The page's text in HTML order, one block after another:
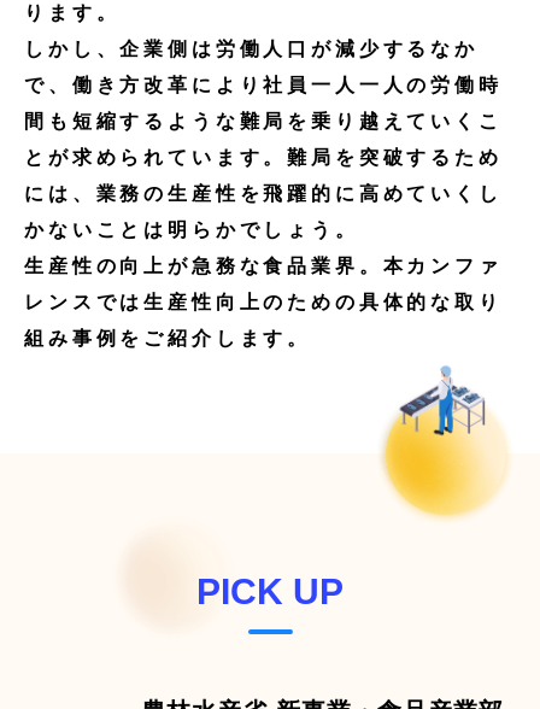
ります。
しかし、企業側は労働人口が減少するなか
で、働き方改革により社員一人一人の労働時
間も短縮するような難局を乗り越えていくこ
とが求められています。難局を突破するため
には、業務の生産性を飛躍的に高めていくし
かないことは明らかでしょう。
生産性の向上が急務な食品業界。本カンファ
レンスでは生産性向上のための具体的な取り
組み事例をご紹介します。
PICK UP